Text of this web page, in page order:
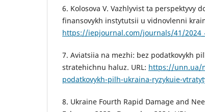
6. Kolosova V. Vazhlyvist ta perspektyvy
finansovykh instytutsii u vidnovlenni
https://iepjournal.com/journals/41/
7. Aviatsiia na mezhi: bez podatkovykh
stratehichnu haluz. URL: https://unn.ua/
podatkovykh-pilh-ukraina-ryzykuie-
8. Ukraine Fourth Rapid Damage and